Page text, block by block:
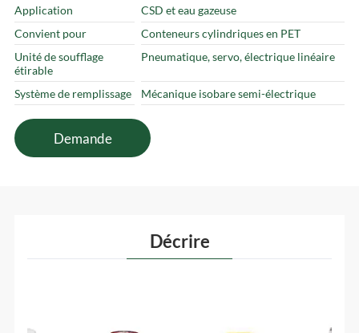
Application
CSD et eau gazeuse
Convient pour
Conteneurs cylindriques en PET
Unité de soufflage
étirable
Pneumatique, servo, électrique linéaire
Système de remplissage Mécanique isobare semi-électrique
Demande
Décrire